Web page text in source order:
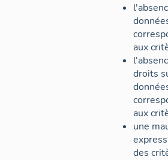
aux
droits
aux
une
des